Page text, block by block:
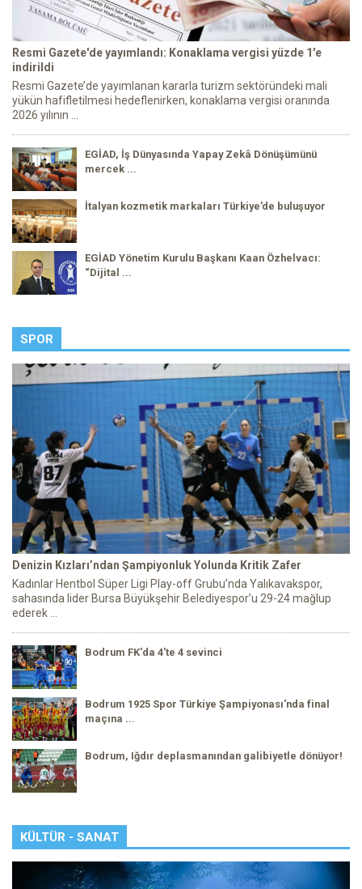
Resmi Gazete'de yayımlandı: Konaklama vergisi yüzde 1'e
indirildi
Resmi Gazete’de yayımlanan kararla turizm sektöründeki mali
yükün hafifletilmesi hedeflenirken, konaklama vergisi oranında
2026 yılının ...
EGİAD, İş Dünyasında Yapay Zekâ Dönüşümünü
mercek ...
İtalyan kozmetik markaları Türkiye’de buluşuyor
EGİAD Yönetim Kurulu Başkanı Kaan Özhelvacı:
“Dijital ...
SPOR
Denizin Kızları’ndan Şampiyonluk Yolunda Kritik Zafer
Kadınlar Hentbol Süper Ligi Play-off Grubu’nda Yalıkavakspor,
sahasında lider Bursa Büyükşehir Belediyespor’u 29-24 mağlup
ederek ...
Bodrum FK'da 4'te 4 sevinci
Bodrum 1925 Spor Türkiye Şampiyonası'nda final
maçına ...
Bodrum, Iğdır deplasmanından galibiyetle dönüyor!
KÜLTÜR - SANAT